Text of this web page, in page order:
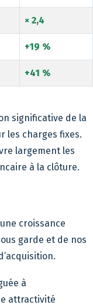
× 2,4
+19 %
+41 %
significative de la
les charges fixes.
largement les
à la clôture.
croissance
garde et de nos
à
attractivité